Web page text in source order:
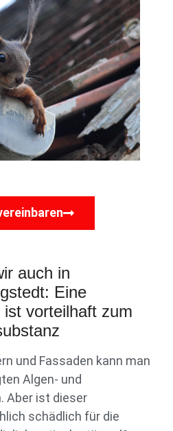
auch in
Eine
vorteilhaft zum
und Fassaden kann man
Algen- und
Aber ist dieser
schädlich für die